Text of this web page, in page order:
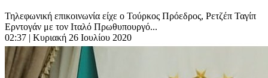
Τηλεφωνική επικοινωνία είχε ο Τούρκος Πρόεδρος, Ρετζέπ Ταγίπ
Ερντογάν με τον Ιταλό Πρωθυπουργό...
02:37 | Κυριακή 26 Ιουλίου 2020